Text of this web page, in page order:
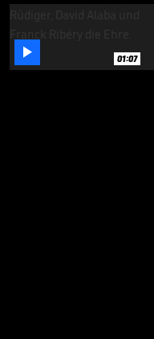
 01:07